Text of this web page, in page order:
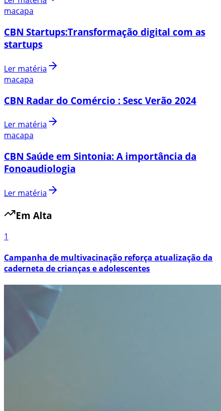
macapa
CBN Startups:Transformação digital com as
startups
Ler matéria
macapa
CBN Radar do Comércio : Sesc Verão 2024
Ler matéria
macapa
CBN Saúde em Sintonia: A importância da
Fonoaudiologia
Ler matéria
Em Alta
1
Campanha de multivacinação reforça atualização da
caderneta de crianças e adolescentes